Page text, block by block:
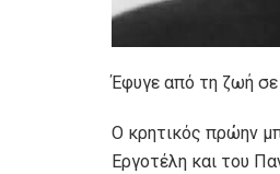
Έφυγε από τη ζωή
Ο κρητικός πρώην
Εργοτέλη και του